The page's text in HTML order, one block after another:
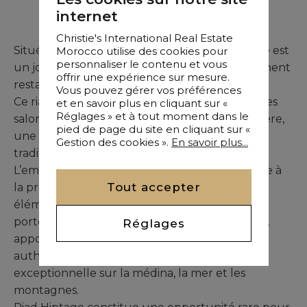
Chambres
Situé dans la médina de Tétouan, Riad Hiptage est
un joyau architectural du XIXe siècle, entièrement
restauré en 2020.
Ce riad de prestige offre dix chambres, de vastes
salons marocains, deux patios baignés de lumière,
une terrasse panoramique et une fontaine
traditionnelle.
L’emplacement au sein du quartier juif confère à
la propriété un charme historique unique. Les
éléments décoratifs traditionnels, tels que les
portes colorées et les plafonds en bois sculpté,
apportent une atmosphère chaleureuse et
authentique. La terrasse offre une vue
exceptionnelle sur la médina, la mer et les
montagnes.
internet
Christie's International Real Estate
Morocco utilise des cookies pour
personnaliser le contenu et vous
offrir une expérience sur mesure.
Vous pouvez gérer vos préférences
et en savoir plus en cliquant sur «
Réglages » et à tout moment dans le
pied de page du site en cliquant sur «
Gestion des cookies ». En savoir plus...
Tout accepter
Réglages